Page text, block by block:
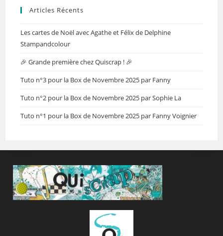
Articles Récents
Les cartes de Noël avec Agathe et Félix de Delphine
Stampandcolour
🎉 Grande première chez Quiscrap ! 🎉
Tuto n°3 pour la Box de Novembre 2025 par Fanny
Tuto n°2 pour la Box de Novembre 2025 par Sophie La
Tuto n°1 pour la Box de Novembre 2025 par Fanny Voignier